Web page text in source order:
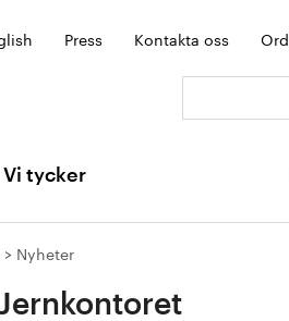
Press Kontakta oss
Vi tycker
Nyheter